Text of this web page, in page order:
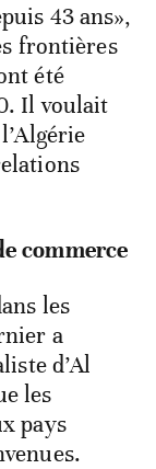
43 ans»,
frontières
été
Il voulait
commerce
les
a
d’Al
les
pays